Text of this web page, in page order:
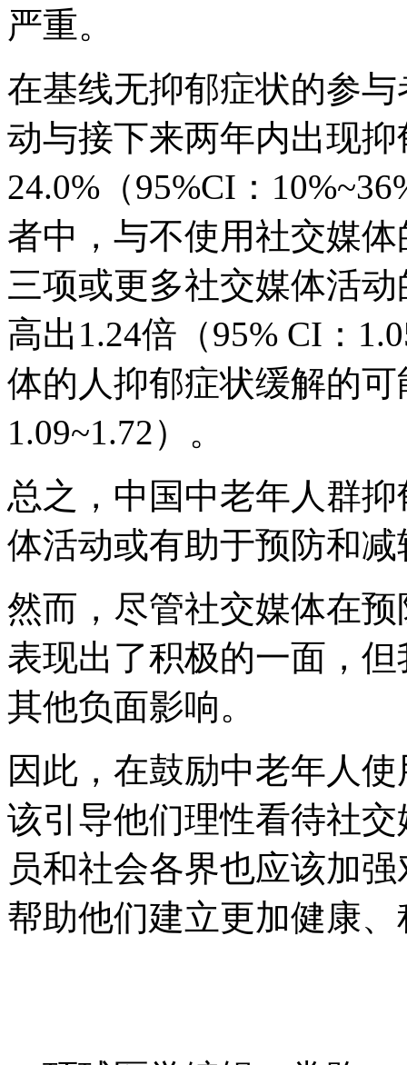
严重。
在基线无抑郁症状的参
动与接下来两年内出现
24.0%（95%CI：
者中，与不使用社交媒
三项或更多社交媒体活
高出1.24倍（95% CI：
体的人抑郁症状缓解的
1.09~1.72）。
总之，中国中老年人群
体活动或有助于预防和
然而，尽管社交媒体在
表现出了积极的一面，
其他负面影响。
因此，在鼓励中老年人
该引导他们理性看待社
员和社会各界也应该加
帮助他们建立更加健康